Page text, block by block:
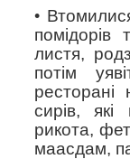
помідорів
листя,
потім
сирів,
рикота,
маасдам,